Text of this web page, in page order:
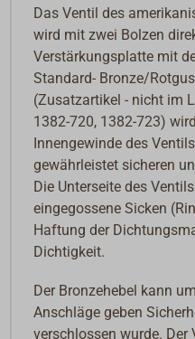
Das Ventil des
wird mit zwei Bolzen
Verstärkungsplatte mit
Standard- Bronze/
(Zusatzartikel - nicht im
1382-720, 1382-723)
Innengewinde des
gewährleistet sicheren
Die Unterseite des
eingegossene Sicken
Haftung der
Dichtigkeit.
Der Bronzehebel kann
Anschläge geben
verschlossen wurde.